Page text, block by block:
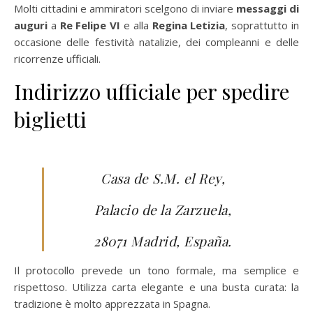
Molti cittadini e ammiratori scelgono di inviare messaggi di
auguri a Re Felipe VI e alla Regina Letizia, soprattutto in
occasione delle festività natalizie, dei compleanni e delle
ricorrenze ufficiali.
Indirizzo ufficiale per spedire
biglietti
Casa de S.M. el Rey,
Palacio de la Zarzuela,
28071 Madrid, España.
Il protocollo prevede un tono formale, ma semplice e
rispettoso. Utilizza carta elegante e una busta curata: la
tradizione è molto apprezzata in Spagna.